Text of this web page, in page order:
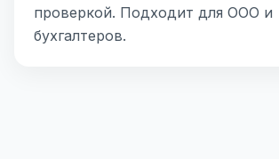
проверкой. Подходит для ООО и
бухгалтеров.